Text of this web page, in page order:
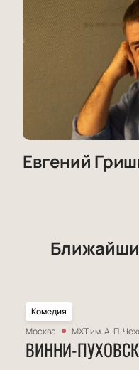
Евгений
Комедия
Москва
МХТ им. А. П.
ВИННИ-